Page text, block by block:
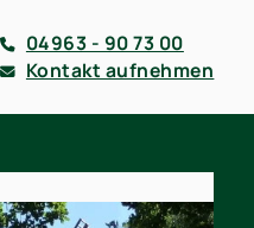
04963 - 90 73 00
Kontakt aufnehmen